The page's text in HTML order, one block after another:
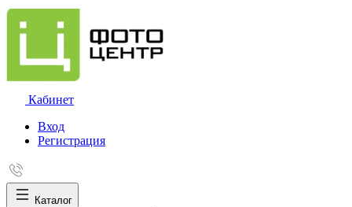
Кабинет
Вход
Регистрация
Каталог